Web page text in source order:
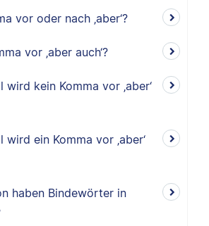
vor oder nach ‚aber‘?
vor ‚aber auch‘?
wird kein Komma vor ‚aber‘
wird ein Komma vor ‚aber‘
haben Bindewörter in